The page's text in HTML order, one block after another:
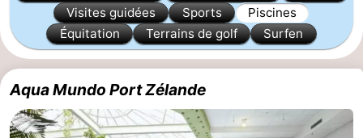
Greve
Zeeuwse
Kust
Campings
Chambre
d'hôtes
Chaumières
Visites guidées
Sports
Piscines
Équitation
Terrains de golf Surfen
Aqua Mundo Port Zélande